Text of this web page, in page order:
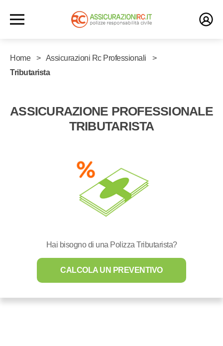
Home
Assicurazioni Rc Professionali
Tributarista
ASSICURAZIONE PROFESSIONALE
TRIBUTARISTA
Hai bisogno di una Polizza Tributarista?
CALCOLA UN PREVENTIVO